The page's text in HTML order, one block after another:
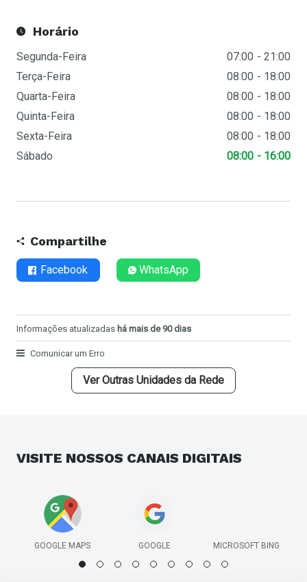
Horário
Segunda-Feira 07:00
21:00
Terça-Feira
08:00
18:00
Quarta-Feira
08:00
18:00
Quinta-Feira
08:00
18:00
Sexta-Feira
08:00
18:00
Sábado
08:00 16:00
Compartilhe
Facebook WhatsApp
Informações atualizadas há mais de 90 dias
Comunicar um Erro
Ver Outras Unidades da Rede
VISITE NOSSOS CANAIS DIGITAIS
GOOGLE MAPS GOOGLE MICROSOFT BING